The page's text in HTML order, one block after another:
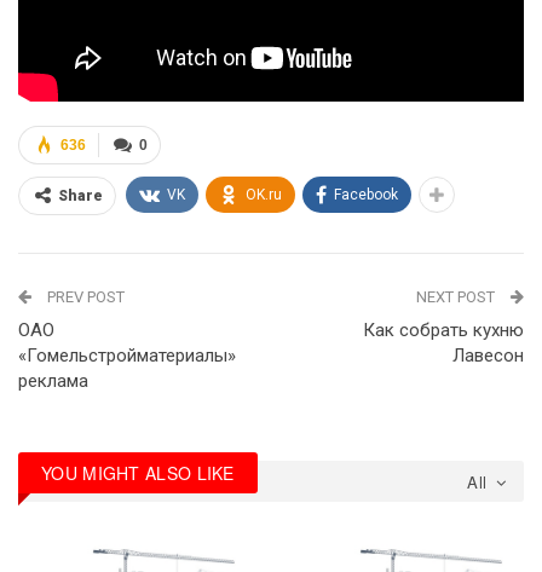
0
636
Share VK OK.ru Facebook
PREV POST
ОАО
«Гомельстройматериалы»
реклама
NEXT POST
Как собрать кухню
Лавесон
All
YOU MIGHT ALSO LIKE